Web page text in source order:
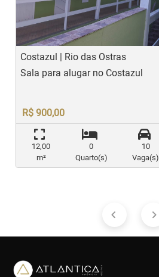
Costazul | Rio das Ostras
Sala para alugar no Costazul
R$ 900,00
12,00
m²
0
Quarto(s)
10
Vaga(s)